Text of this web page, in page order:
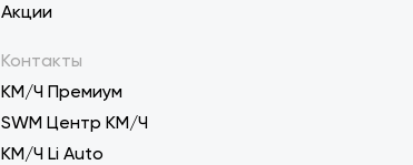
Акции
Контакты
КМ/Ч Премиум
SWM Центр КМ/Ч
KM/Ч Li Auto